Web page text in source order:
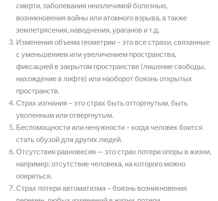
смерти, заболевания неизлечимой болезнью,
возникновения войны или атомного взрыва, а также
землетрясения, наводнения, ураганов и т.д.
Изменения объема геометрии – это все страхи, связанные
с уменьшением или увеличением пространства,
фиксацией в закрытом пространстве (лишение свободы,
нахождение в лифте) или наоборот боязнь открытых
пространств.
Страх изгнания – это страх быть отторгнутым, быть
уволенным или отвергнутым.
Беспомощности или ненужности – когда человек боится
стать обузой для других людей.
Отсутствия равновесия — это страх потери опоры в жизни,
например: отсутствие человека, на которого можно
опереться.
Страх потери автоматизма – боязнь возникновения